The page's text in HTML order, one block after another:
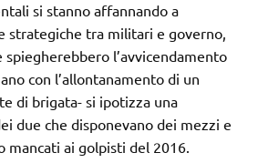
si stanno affannando a
strategiche tra militari e governo,
l’avvicendamento
con l’allontanamento di un
di brigata- si ipotizza una
ei due che disponevano dei mezzi e
mancati ai golpisti del 2016.